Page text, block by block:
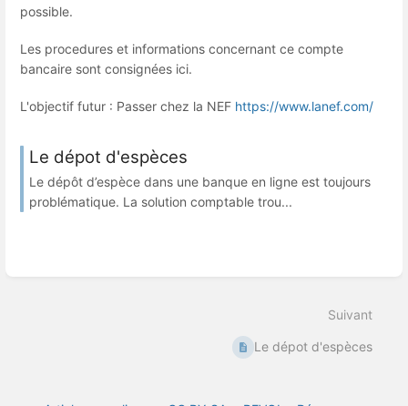
possible.
Les procedures et informations concernant ce compte
bancaire sont consignées ici.
L'objectif futur : Passer chez la NEF https://www.lanef.com/
Le dépot d'espèces
Le dépôt d’espèce dans une banque en ligne est toujours
problématique. La solution comptable trou...
Suivant
Le dépot d'espèces